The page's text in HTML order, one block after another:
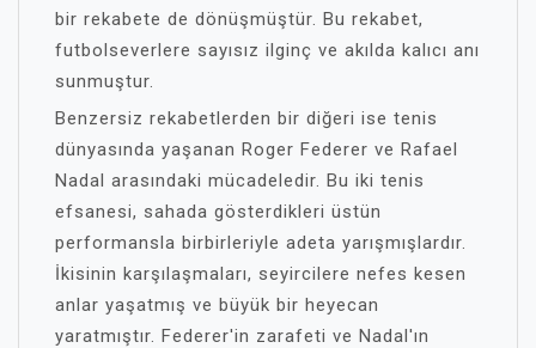
bir rekabete de dönüşmüştür. Bu rekabet,
futbolseverlere sayısız ilginç ve akılda kalıcı anı
sunmuştur.
Benzersiz rekabetlerden bir diğeri ise tenis
dünyasında yaşanan Roger Federer ve Rafael
Nadal arasındaki mücadeledir. Bu iki tenis
efsanesi, sahada gösterdikleri üstün
performansla birbirleriyle adeta yarışmışlardır.
İkisinin karşılaşmaları, seyircilere nefes kesen
anlar yaşatmış ve büyük bir heyecan
yaratmıştır. Federer'in zarafeti ve Nadal'ın